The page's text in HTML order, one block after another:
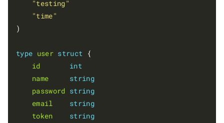
"testing"
"time"
)
type user struct {
id
int
name
string
password string
email
string
token
string